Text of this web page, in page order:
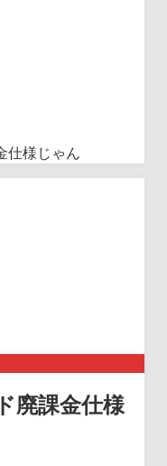
仕様じゃん
廃課金仕様